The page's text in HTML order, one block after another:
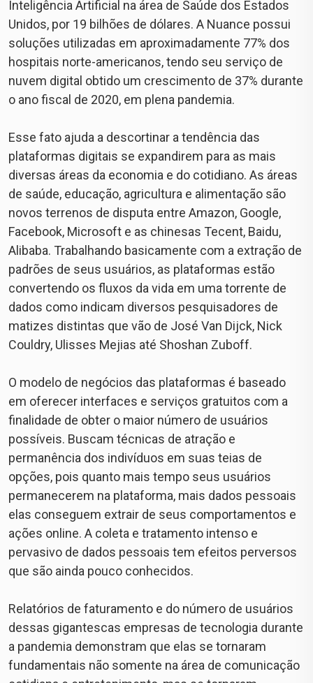
Inteligência Artificial na área de Saúde dos Estados
Unidos, por 19 bilhões de dólares. A Nuance possui
soluções utilizadas em aproximadamente 77% dos
hospitais norte-americanos, tendo seu serviço de
nuvem digital obtido um crescimento de 37% durante
o ano fiscal de 2020, em plena pandemia.
Esse fato ajuda a descortinar a tendência das
plataformas digitais se expandirem para as mais
diversas áreas da economia e do cotidiano. As áreas
de saúde, educação, agricultura e alimentação são
novos terrenos de disputa entre Amazon, Google,
Facebook, Microsoft e as chinesas Tecent, Baidu,
Alibaba. Trabalhando basicamente com a extração de
padrões de seus usuários, as plataformas estão
convertendo os fluxos da vida em uma torrente de
dados como indicam diversos pesquisadores de
matizes distintas que vão de José Van Dijck, Nick
Couldry, Ulisses Mejias até Shoshan Zuboff.
O modelo de negócios das plataformas é baseado
em oferecer interfaces e serviços gratuitos com a
finalidade de obter o maior número de usuários
possíveis. Buscam técnicas de atração e
permanência dos indivíduos em suas teias de
opções, pois quanto mais tempo seus usuários
permanecerem na plataforma, mais dados pessoais
elas conseguem extrair de seus comportamentos e
ações online. A coleta e tratamento intenso e
pervasivo de dados pessoais tem efeitos perversos
que são ainda pouco conhecidos.
Relatórios de faturamento e do número de usuários
dessas gigantescas empresas de tecnologia durante
a pandemia demonstram que elas se tornaram
fundamentais não somente na área de comunicação